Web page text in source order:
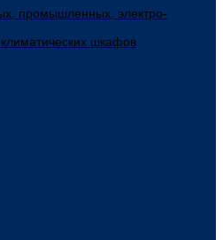
промышленных, электро-
шкафов